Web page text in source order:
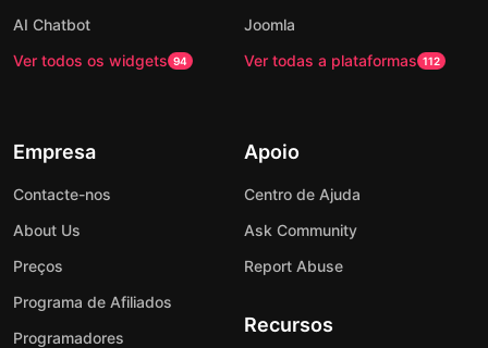
AI Chatbot
Ver todos os widgets 94
Joomla
Ver todas a plataformas 112
Empresa
Contacte-nos
About Us
Preços
Programa de Afiliados
Programadores
Apoio
Centro de Ajuda
Ask Community
Report Abuse
Recursos